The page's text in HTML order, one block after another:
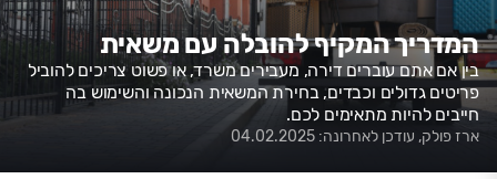
המדריך המקיף להובלה עם משאית
בין אם אתם עוברים דירה, מעבירים משרד, או פשוט צריכים להוביל
פריטים גדולים וכבדים, בחירת המשאית הנכונה והשימוש בה
חייבים להיות מתאימים לכם.
ארז פולק, עודכן לאחרונה: 04.02.2025